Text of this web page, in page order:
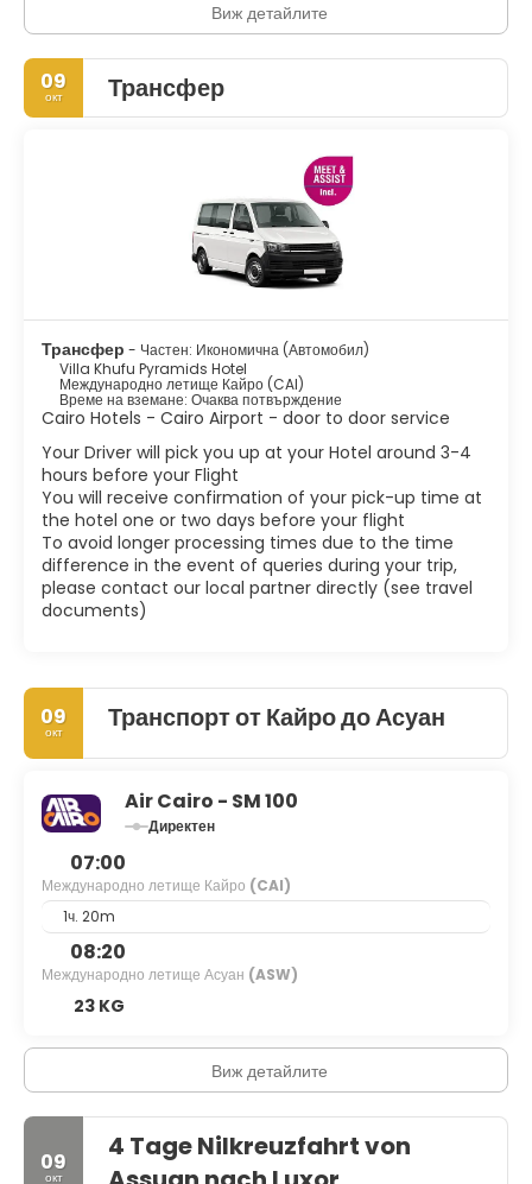
Виж детайлите
09
окт Трансфер
Трансфер - Частен: Икономична (Автомобил)
Villa Khufu Pyramids Hotel
Международно летище Кайро (CAI)
Време на вземане: Очаква потвърждение
Cairo Hotels - Cairo Airport - door to door service
Your Driver will pick you up at your Hotel around 3-4
hours before your Flight
You will receive confirmation of your pick-up time at
the hotel one or two days before your flight
To avoid longer processing times due to the time
difference in the event of queries during your trip,
please contact our local partner directly (see travel
documents)
09
окт Транспорт от Кайро до Асуан
Air Cairo - SM 100
Директен
07:00
Международно летище Кайро (CAI)
1ч. 20m
08:20
Международно летище Асуан (ASW)
23 KG
Виж детайлите
09
окт
4 Tage Nilkreuzfahrt von